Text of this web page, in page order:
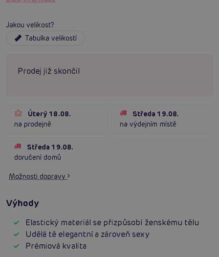
Jakou velikost?
Tabulka velikostí
Prodej již skončil
Úterý 18.08.
na prodejně
Středa 19.08.
na výdejním místě
Středa 19.08.
doručení domů
Možnosti dopravy
Výhody
Elastický materiál se přizpůsobí ženskému tělu
Udělá tě elegantní a zároveň sexy
Prémiová kvalita